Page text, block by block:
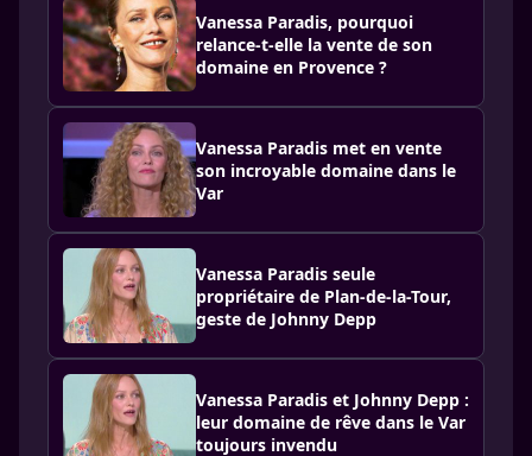
Vanessa Paradis, pourquoi
relance-t-elle la vente de son
domaine en Provence ?
Vanessa Paradis met en vente
son incroyable domaine dans le
Var
Vanessa Paradis seule
propriétaire de Plan-de-la-Tour,
geste de Johnny Depp
Vanessa Paradis et Johnny Depp :
leur domaine de rêve dans le Var
toujours invendu